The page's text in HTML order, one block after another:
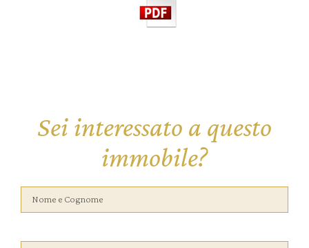
Sei interessato a questo
immobile?